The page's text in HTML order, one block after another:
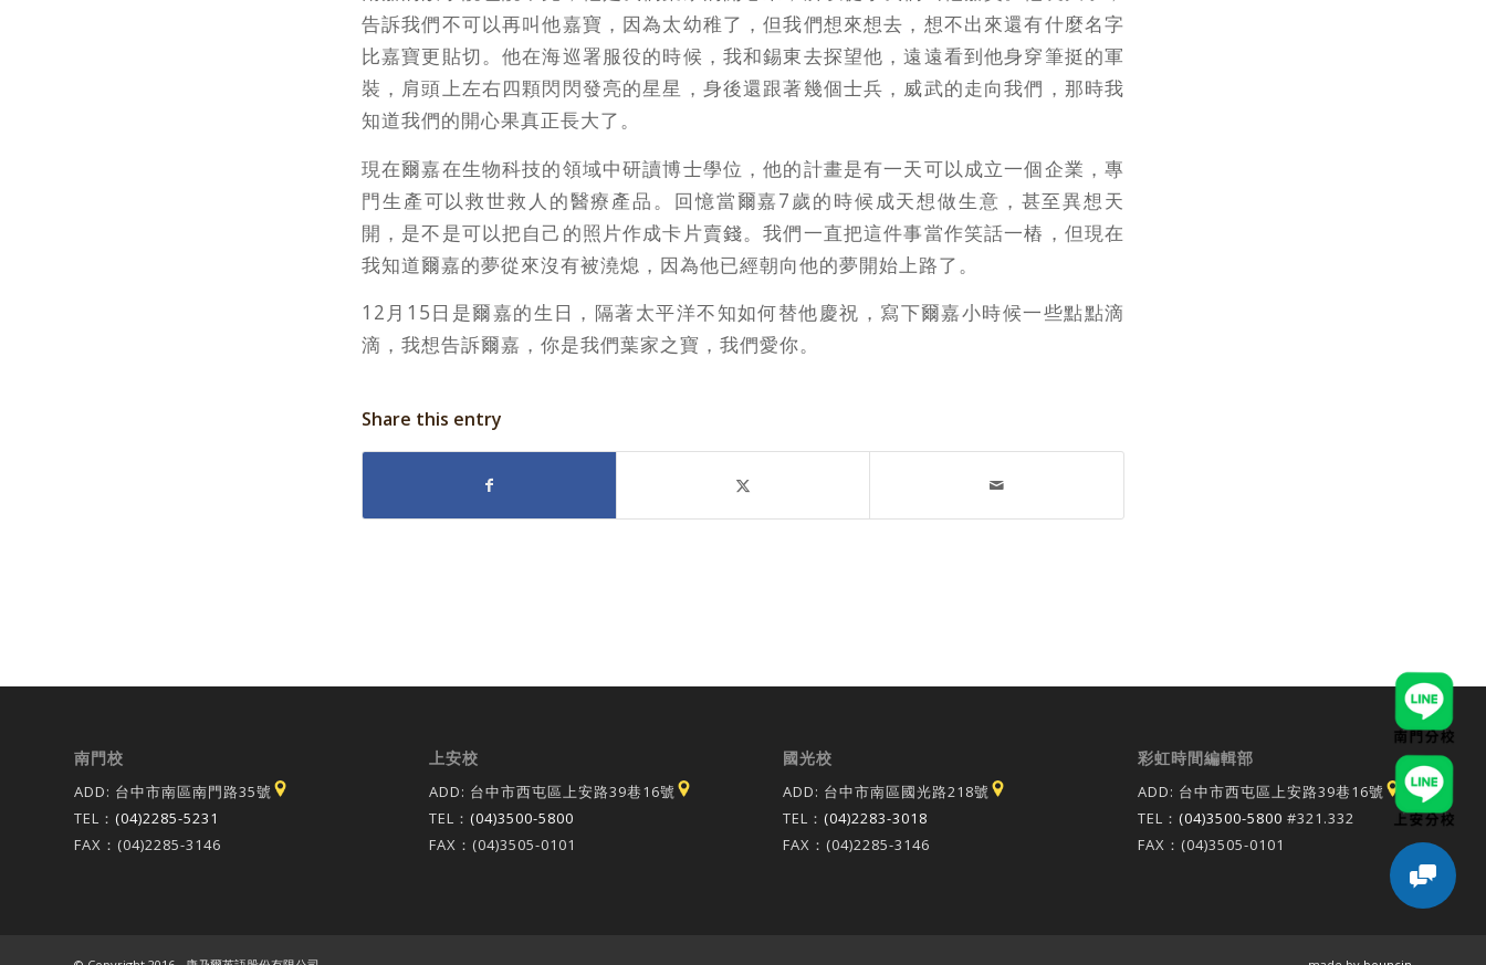
告訴我們不可以再叫他嘉寶，因為太幼稚了，但我們想來想去，想不出來還有什麼名字
比嘉寶更貼切。他在海巡署服役的時候，我和錫東去探望他，遠遠看到他身穿筆挺的軍
裝，肩頭上左右四顆閃閃發亮的星星，身後還跟著幾個士兵，威武的走向我們，那時我
知道我們的開心果真正長大了。
現在爾嘉在生物科技的領域中研讀博士學位，他的計畫是有一天可以成立一個企業，專
門生產可以救世救人的醫療產品。回憶當爾嘉7歲的時候成天想做生意，甚至異想天
開，是不是可以把自己的照片作成卡片賣錢。我們一直把這件事當作笑話一樁，但現在
我知道爾嘉的夢從來沒有被澆熄，因為他已經朝向他的夢開始上路了。
12月15日是爾嘉的生日，隔著太平洋不知如何替他慶祝，寫下爾嘉小時候一些點點滴
滴，我想告訴爾嘉，你是我們葉家之寶，我們愛你。
Share this entry
南門校
ADD: 台中市南區南門路35號
TEL： (04)2285-5231
FAX：(04)2285-3146
上安校
ADD: 台中市西屯區上安路39巷16號
TEL： (04)3500-5800
FAX：(04)3505-0101
國光校
ADD: 台中市南區國光路218號
TEL：(04)2283-3018
FAX：(04)2285-3146
彩虹時間編輯部
ADD: 台中市西屯區上安路39巷16號
TEL： (04)3500-5800 #321.332
FAX：(04)3505-0101